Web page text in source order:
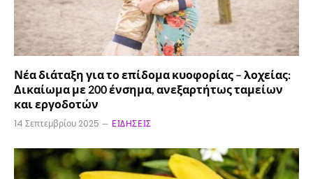
Νέα διάταξη για το επίδομα κυοφορίας – λοχείας:
Δικαίωμα με 200 ένσημα, ανεξαρτήτως ταμείων
και εργοδοτών
14 Σεπτεμβρίου 2025 ΕΙΔΉΣΕΙΣ